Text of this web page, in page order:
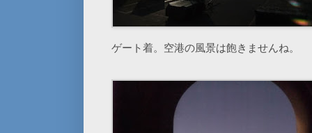
ゲート着。空港の風景は飽きませんね。